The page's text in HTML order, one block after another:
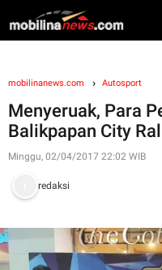
mobilinanews.com Autosport
Menyeruak, Para
Balikpapan City
Minggu, 02/04/2017 22:02 WIB
redaksi